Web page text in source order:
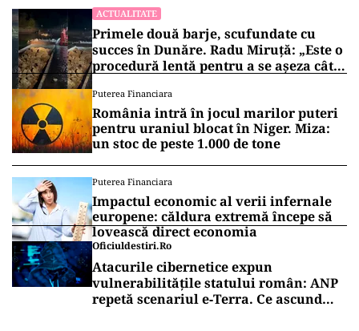
ACTUALITATE
Primele două barje, scufundate cu
succes în Dunăre. Radu Miruță: „Este o
procedură lentă pentru a se așeza cât
Puterea Financiara
România intră în jocul marilor puteri
pentru uraniul blocat în Niger. Miza:
un stoc de peste 1.000 de tone
Puterea Financiara
Impactul economic al verii infernale
europene: căldura extremă începe să
lovească direct economia
Oficiuldestiri.ro
Atacurile cibernetice expun
vulnerabilitățile statului român: ANP
repetă scenariul e‑Terra. Ce ascund